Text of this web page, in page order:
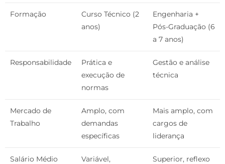
Formação
Curso Técnico (2
anos)
Engenharia +
Pós-Graduação (6
a 7 anos)
Responsabilidade
Prática e
execução de
normas
Gestão e análise
técnica
Mercado de
Trabalho
Amplo, com
demandas
específicas
Mais amplo, com
cargos de
liderança
Salário Médio
Variável,
Superior, reflexo